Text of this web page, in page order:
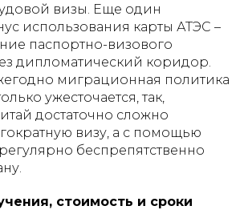
визы. Еще один
использования карты АТЭС –
паспортно-визового
дипломатический коридор.
миграционная политика
ужесточается, так,
достаточно сложно
визу, а с помощью
беспрепятственно
стоимость и сроки